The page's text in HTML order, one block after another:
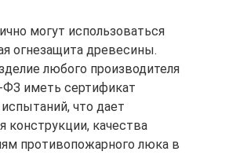
могут использоваться
огнезащита древесины.
любого производителя
иметь сертификат
что дает
конструкции, качества
противопожарного люка в